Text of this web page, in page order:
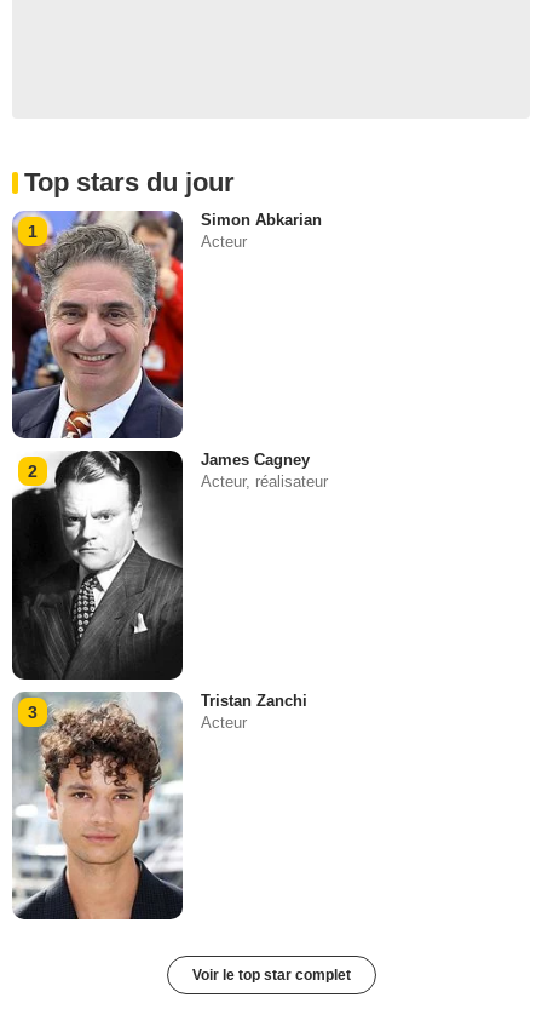
Top stars du jour
1
Simon Abkarian
Acteur
2
James Cagney
Acteur, réalisateur
3
Tristan Zanchi
Acteur
Voir le top star complet